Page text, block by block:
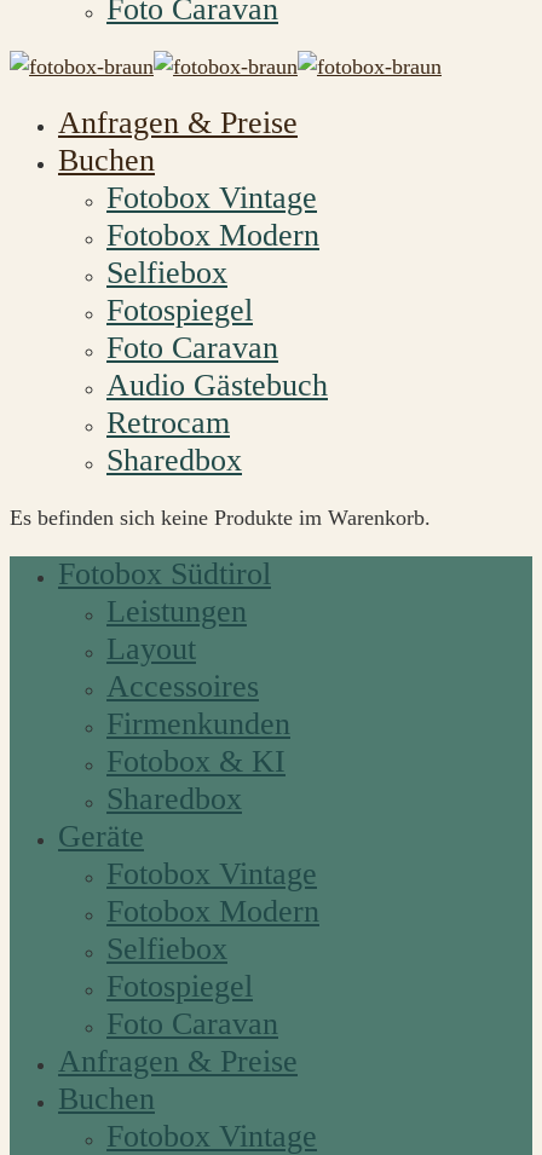
Foto Caravan
Anfragen & Preise
Buchen
Fotobox Vintage
Fotobox Modern
Selfiebox
Fotospiegel
Foto Caravan
Audio Gästebuch
Retrocam
Sharedbox
Es befinden sich keine Produkte im Warenkorb.
Fotobox Südtirol
Leistungen
Layout
Accessoires
Firmenkunden
Fotobox & KI
Sharedbox
Geräte
Fotobox Vintage
Fotobox Modern
Selfiebox
Fotospiegel
Foto Caravan
Anfragen & Preise
Buchen
Fotobox Vintage